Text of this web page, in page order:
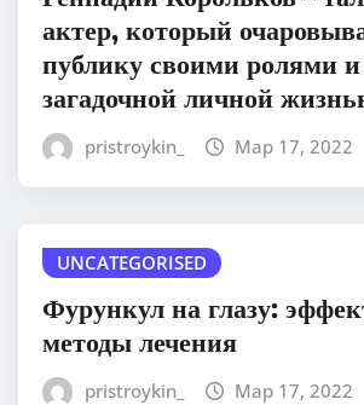
актер, который
публику своими ролями и
загадочной личной
pristroykin_ Мар 17, 2022
UNCATEGORISED
Фурункул на глазу:
методы лечения
pristroykin_ Мар 17, 2022